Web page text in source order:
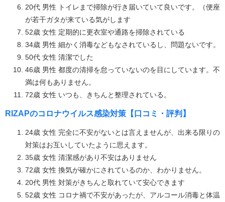
20代 男性 トイレまで掃除が行き届いていて良いです。（便座
が若干ガタが来ている気がします
52歳 女性 定期的に更衣室や通路を掃除されている
34歳 男性 細かく消毒などもなされているし、問題ないです。
50代 女性 清潔でした
46歳 男性 都度の清掃を怠っていないのを目にしています。不
満は何もありません。
72歳 女性 いつも、きちんと整理されている。
RIZAPのコロナウイルス感染対策【口コミ・評判】
24歳 女性 完全に不安がないとは言えませんが、出来る限りの
対策はお互いしていたように思えます。
35歳 女性 清潔感があり不安はありません
72歳 女性 換気が確かにされているのか、わかりません。
20代 男性 対策がきちんと取れていて安心できます
52歳 女性 コロナ禍で不安があったが、アルコール消毒と体温